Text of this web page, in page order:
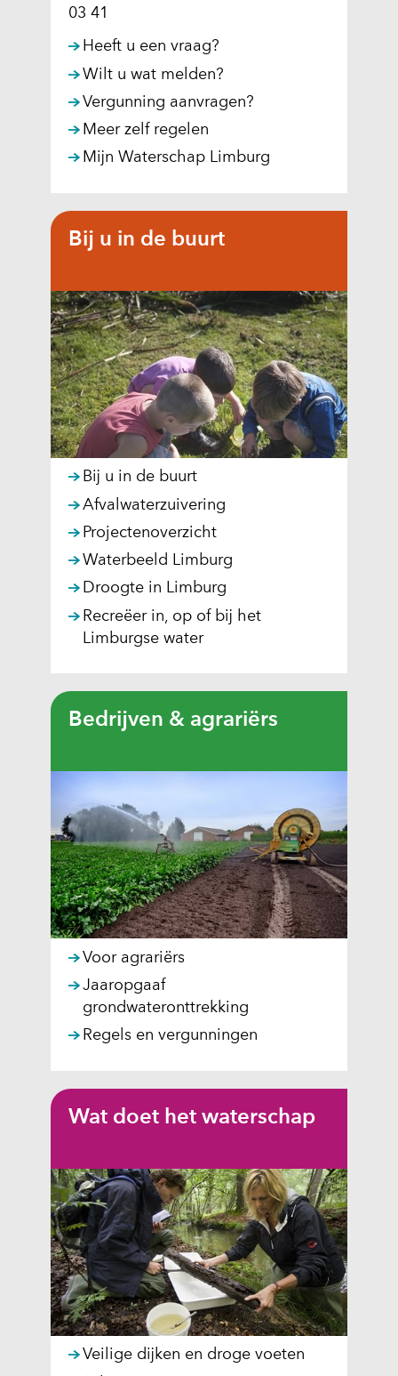
03 41
Heeft u een vraag?
Wilt u wat melden?
Vergunning aanvragen?
Meer zelf regelen
Mijn Waterschap Limburg
Bij u in de buurt
Bij u in de buurt
Afvalwaterzuivering
Projectenoverzicht
Waterbeeld Limburg
Droogte in Limburg
Recreëer in, op of bij het
Limburgse water
Bedrijven & agrariërs
Voor agrariërs
Jaaropgaaf
grondwateronttrekking
Regels en vergunningen
Wat doet het waterschap
Veilige dijken en droge voeten